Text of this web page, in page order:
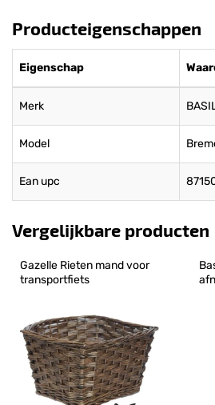
Producteigenschappen
Eigenschap
Merk
Model
Ean upc
Vergelijkbare producten
Gazelle Rieten mand voor
transportfiets